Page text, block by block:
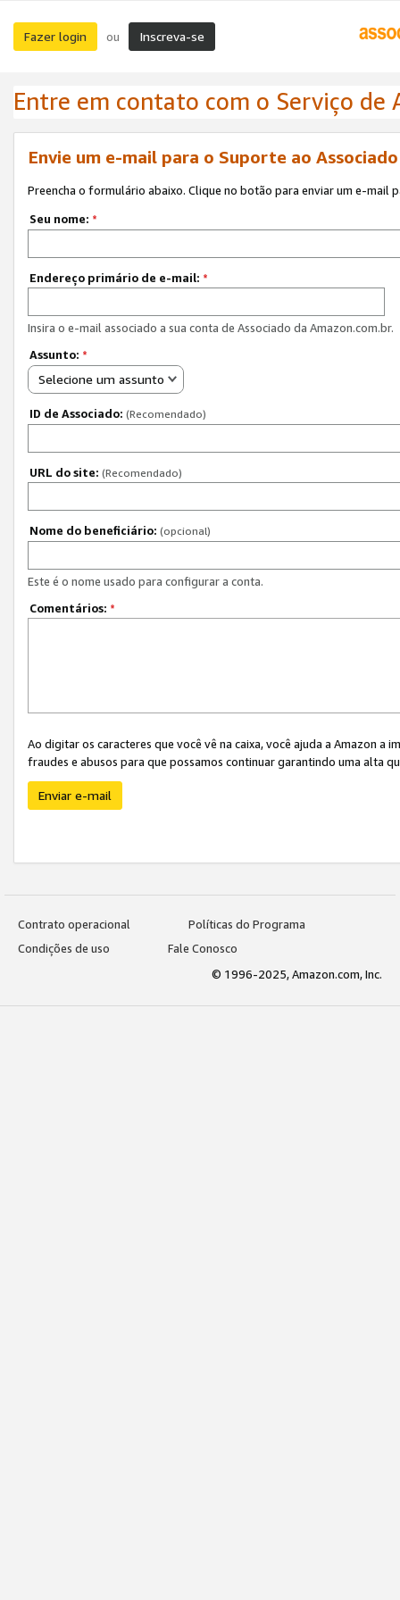
Fazer login ou Inscreva-se
Entre em contato com o Serviço de
Envie um e-mail para o Suporte ao
Preencha o formulário abaixo. Clique no botão para enviar um e-mail
Seu nome: *
Endereço primário de e-mail: *
Insira o e-mail associado a sua conta de Associado da Amazon.com.br.
Assunto: *
Selecione um assunto
ID de Associado: (Recomendado)
URL do site: (Recomendado)
Nome do beneficiário: (opcional)
Este é o nome usado para configurar a conta.
Comentários: *
Ao digitar os caracteres que você vê na caixa, você ajuda a Amazon
fraudes e abusos para que possamos continuar garantindo uma alta
Enviar e-mail
Contrato operacional
Políticas do Programa
Condições de uso
Fale Conosco
© 1996-2025, Amazon.com, Inc.